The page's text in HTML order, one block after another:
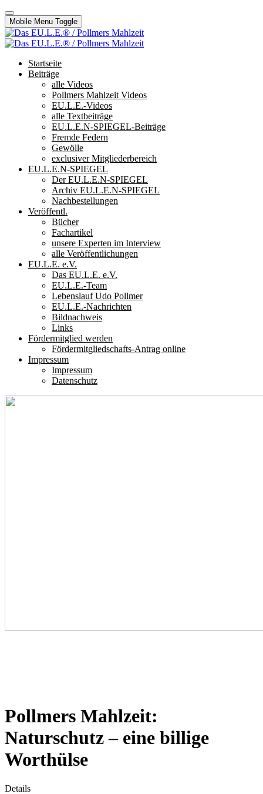
Mobile Menu Toggle
Startseite
Beiträge
alle Videos
Pollmers Mahlzeit Videos
EU.L.E.-Videos
alle Textbeiträge
EU.L.E.N-SPIEGEL-Beiträge
Fremde Federn
Gewölle
exclusiver Mitgliederbereich
EU.L.E.N-SPIEGEL
Der EU.L.E.N-SPIEGEL
Archiv EU.L.E.N-SPIEGEL
Nachbestellungen
Veröffentl.
Bücher
Fachartikel
unsere Experten im Interview
alle Veröffentlichungen
EU.L.E. e.V.
Das EU.L.E. e.V.
EU.L.E.-Team
Lebenslauf Udo Pollmer
EU.L.E.-Nachrichten
Bildnachweis
Links
Fördermitglied werden
Fördermitgliedschafts-Antrag online
Impressum
Impressum
Datenschutz
Pollmers Mahlzeit:
Naturschutz – eine billige
Worthülse
Details